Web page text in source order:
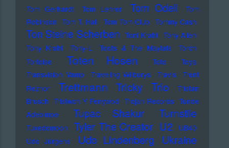
Tom Gerhardt Tom Lehrer Tom Odell
Tom
Robinson Tom T. Hall Tom Tom Club Tommy Cash
Ton Steine Scherben Toni Krahl Tony Allen
Tony Krahl
Tony-L Toots & The Maytals
Torch
Tortoise
Toten Hosen Toto
Toya
Transvision Vamp
Traveling Wilburys Travis
Trent
Reznor
Trettmann Tricky Trio
Tristan
Brusch Tristwch Y Fenywod Trojan Records Tunde
Adebimpe
Tupac Shakur Turnstile
Tuxedomoon Tyler The Creator U2
UB40
Udo Jürgens
Udo Lindenberg Ukraine